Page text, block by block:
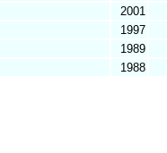
2001
1997
1989
1988